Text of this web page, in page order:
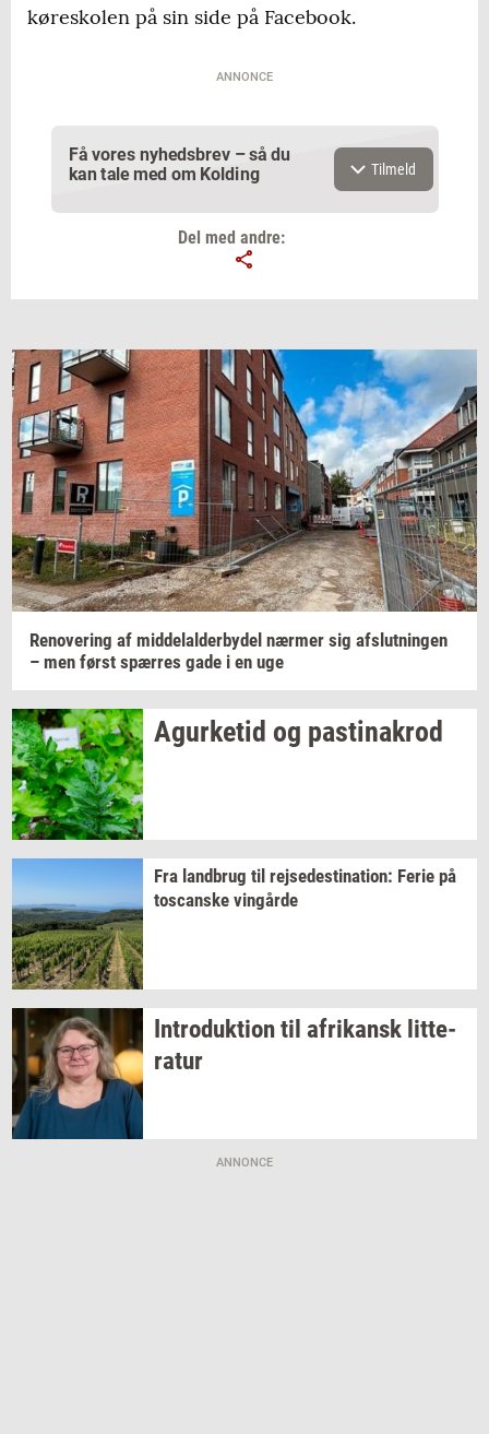
køreskolen på sin side på Facebook.
ANNONCE
Få vores nyhedsbrev – så du
kan tale med om Kolding
Navn
Jeg vil gerne modtage et nyhedsoverblik, samt
relevante tilbud og brugerfordele på mail. Det er altid
muligt at afmelde.Privatlivspolitik.
Tilmeld
Del med andre:
Renove­ring af mid­delal­der­by­del nær­mer sig af­slut­nin­gen
– men først spær­res gade i en uge
Agur­ke­tid og pa­stina­krod
Fra land­brug til rej­se­desti­na­tion: Ferie på
toscan­ske vin­går­de
In­tro­duk­tiontil afri­kansk lit­te­
ra­tur
ANNONCE